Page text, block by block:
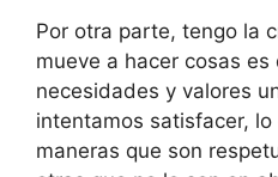
Por otra parte, tengo la
mueve a hacer cosas es
necesidades y valores
intentamos satisfacer,
maneras que son